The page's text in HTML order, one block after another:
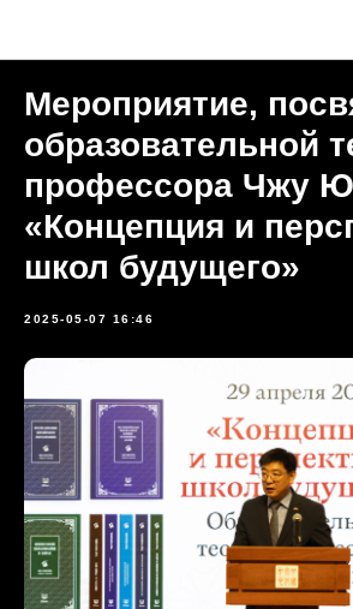
Мероприятие,
образовательной
профессора Чжу
«Концепция и
школ будущего»
2025-05-07 16:46